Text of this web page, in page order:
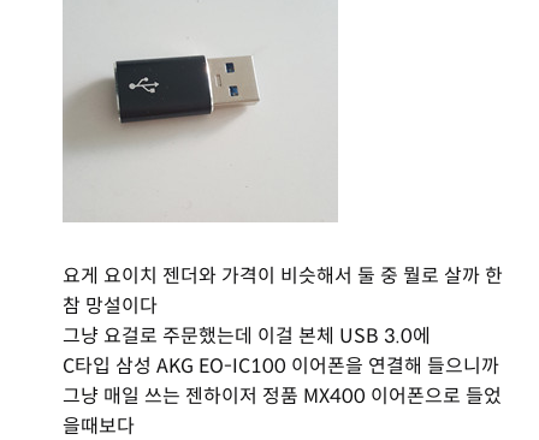
요게 요이치 젠더와 가격이 비슷해서 둘 중 뭘로 살까 한
참 망설이다
그냥 요걸로 주문했는데 이걸 본체 USB 3.0에
C타입 삼성 AKG EO-IC100 이어폰을 연결해 들으니까
그냥 매일 쓰는 젠하이저 정품 MX400 이어폰으로 들었
을때보다